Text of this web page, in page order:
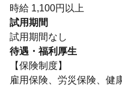
時給 1,100円以上
試用期間
試用期間なし
待遇・福利厚生
【保険制度】
雇用保険、労災保険、健